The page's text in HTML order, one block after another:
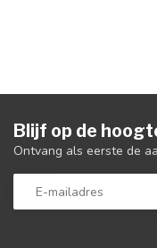
Blijf op de
Ontvang als eerste de